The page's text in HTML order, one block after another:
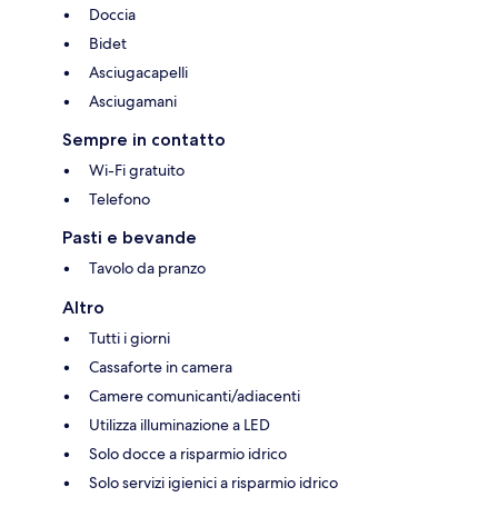
Doccia
Bidet
Asciugacapelli
Asciugamani
Sempre in contatto
Wi-Fi gratuito
Telefono
Pasti e bevande
Tavolo da pranzo
Altro
Tutti i giorni
Cassaforte in camera
Camere comunicanti/adiacenti
Utilizza illuminazione a LED
Solo docce a risparmio idrico
Solo servizi igienici a risparmio idrico